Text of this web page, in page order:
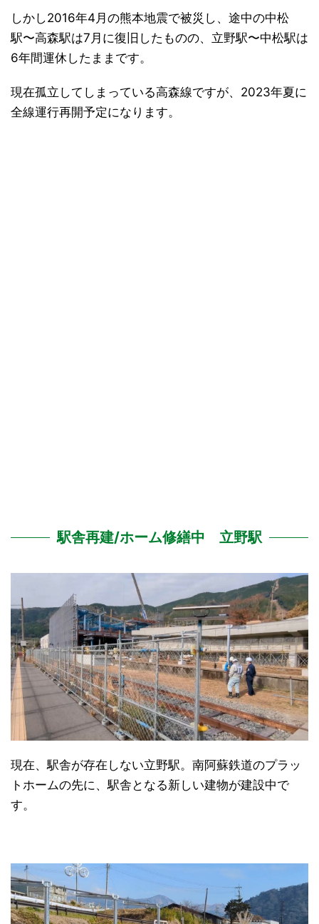
しかし2016年4月の熊本地震で被災し、途中の中松
駅〜高森駅は7月に復旧したものの、立野駅〜中松駅は
6年間運休したままです。
現在孤立してしまっている高森線ですが、2023年夏に
全線運行再開予定になります。
駅舎再建/ホーム修繕中 立野駅
現在、駅舎が存在しない立野駅。南阿蘇鉄道のプラッ
トホームの先に、駅舎となる新しい建物が建設中で
す。